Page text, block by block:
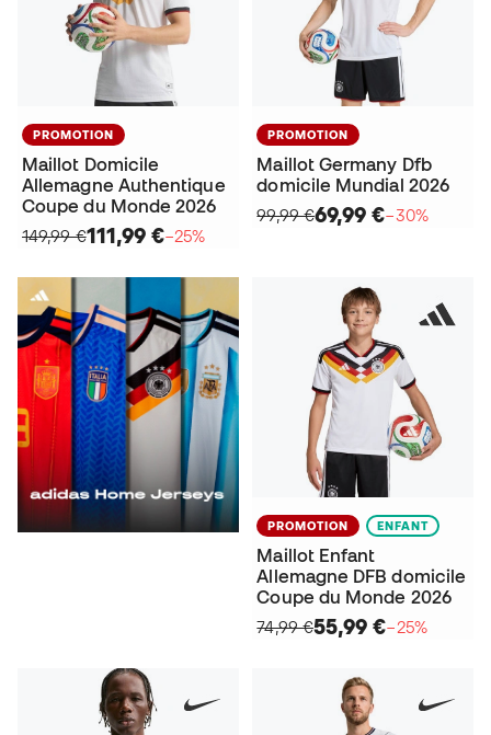
PROMOTION
Maillot Domicile
Allemagne Authentique
Coupe du Monde 2026
149,99 €111,99 €−25%
PROMOTION
Maillot Germany Dfb
domicile Mundial 2026
99,99 €69,99 €−30%
PROMOTION ENFANT
Maillot Enfant
Allemagne DFB domicile
Coupe du Monde 2026
74,99 €55,99 €−25%